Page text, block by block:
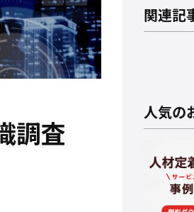
調査
関連記
人気の